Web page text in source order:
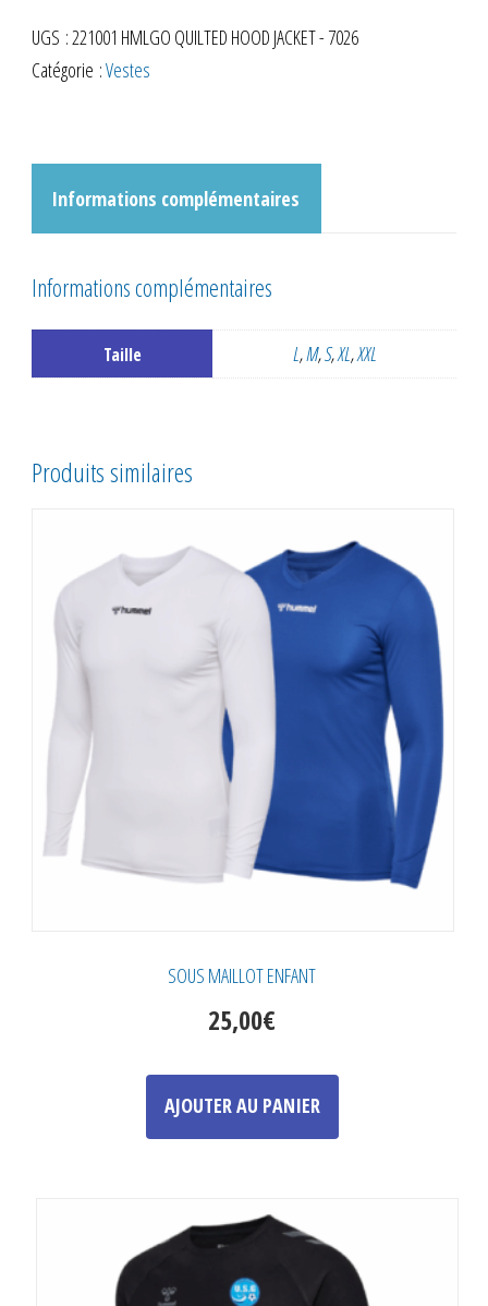
COURTE
MARINE
UGS : 221001 HMLGO QUILTED HOOD JACKET - 7026
Catégorie :Vestes
Informations complémentaires
Informations complémentaires
Taille L,M,S,XL,XXL
Produits similaires
SOUS MAILLOT ENFANT
25,00€
AJOUTER AU PANIER
Ce
a
options
peuvent